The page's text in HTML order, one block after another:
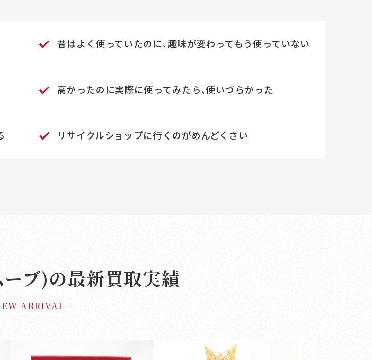
昔はよく使っていたのに､趣味が変わってもう使っていない
高かったのに実際に使ってみたら､使いづらかった
リサイクルショップに行くのがめんどくさい
ブ)の最新買取実績
ARRIVAL -